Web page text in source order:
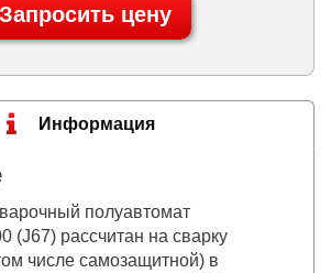
Запросить цену
Информация
полуавтомат
(J67) рассчитан на сварку
числе самозащитной) в